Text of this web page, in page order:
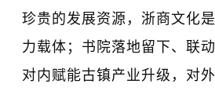
珍贵的发展资源，浙商文化
力载体；书院落地留下、联
对内赋能古镇产业升级，对